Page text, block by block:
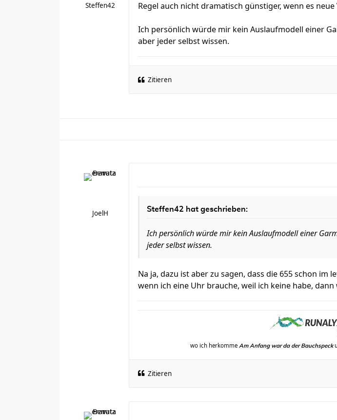
Steffen42
Regel auch nicht dramatisch günstiger, wenn es
Ich persönlich würde mir kein Auslaufmodell einer
aber jeder selbst wissen.
Zitieren
JoelH Steffen42 hat geschrieben:
Ich persönlich würde mir kein Auslaufmodell einer
jeder selbst wissen.
Na ja, dazu ist aber zu sagen, dass die 655 schon im
wenn ich eine Uhr brauche, weil ich keine habe,
wo ich herkomme Am Anfang war da der Bauchspeck
Zitieren